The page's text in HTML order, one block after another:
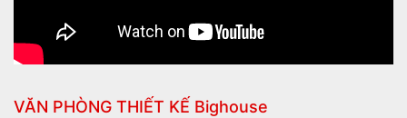
VĂN PHÒNG THIẾT KẾ Bighouse